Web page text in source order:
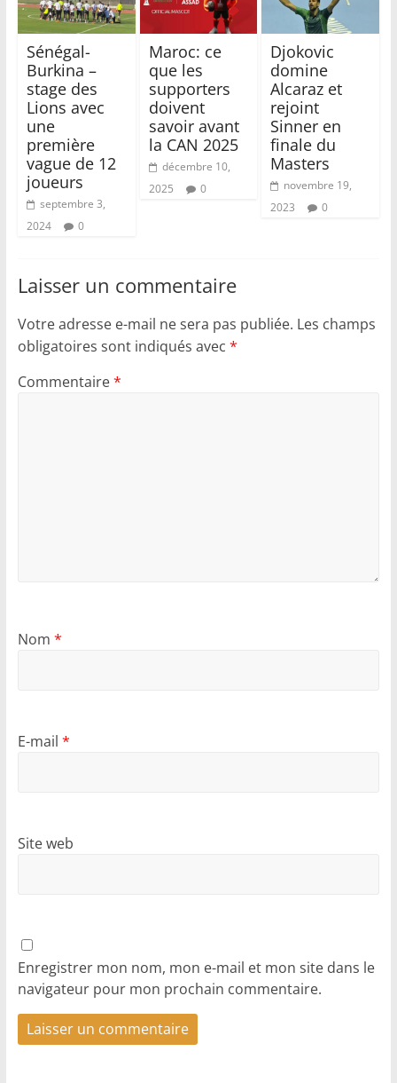
Sénégal-
Burkina –
stage des
Lions avec
une
première
vague de 12
joueurs
septembre 3,
2024
0
Maroc: ce
que les
supporters
doivent
savoir avant
la CAN 2025
décembre 10,
2025
0
Djokovic
domine
Alcaraz et
rejoint
Sinner en
finale du
Masters
novembre 19,
2023
0
Laisser un commentaire
Votre adresse e-mail ne sera pas publiée. Les champs
obligatoires sont indiqués avec *
Commentaire*
Nom *
E-mail *
Site web
Enregistrer mon nom, mon e-mail et mon site dans le
navigateur pour mon prochain commentaire.